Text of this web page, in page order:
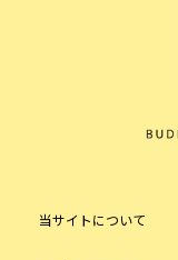
当サイトについて